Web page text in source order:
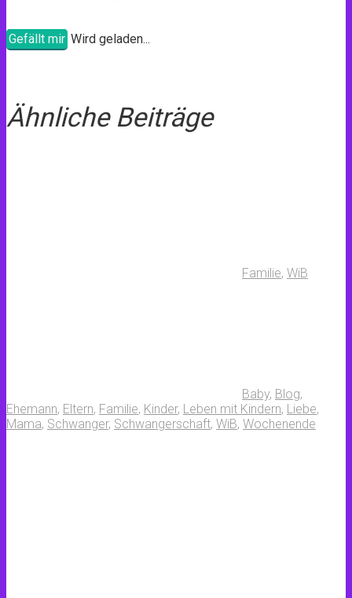
Gefällt mir Wird geladen...
Ähnliche Beiträge
Familie, WiB
Baby, Blog,
Ehemann, Eltern, Familie, Kinder, Leben mit Kindern, Liebe,
Mama, Schwanger, Schwangerschaft, WiB, Wochenende